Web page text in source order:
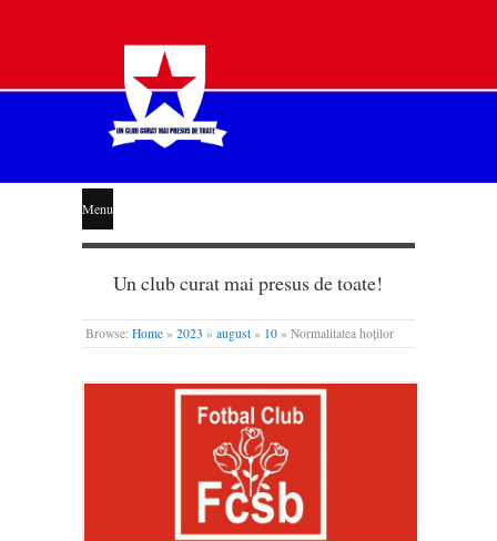
STEAUA
LIBERĂ
Menu
Un club curat mai presus de toate!
Browse: Home » 2023 » august » 10 » Normalitatea hoților